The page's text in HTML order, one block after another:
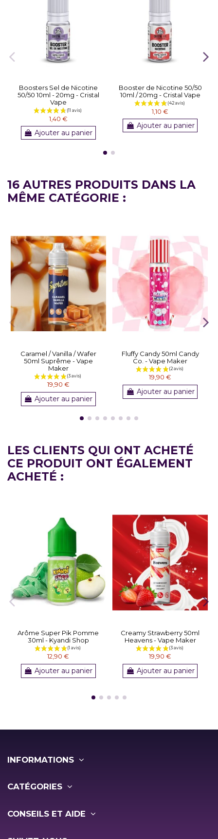
Boosters Sel de Nicotine
50/50 10ml - 20mg - Cristal
Vape
1,40 €
Ajouter au panier
Booster de Nicotine 50/50
10ml / 20mg - Cristal Vape
1,10 €
Ajouter au panier
16 AUTRES PRODUITS DANS LA
MÊME CATÉGORIE :
Caramel / Vanilla / Wafer
50ml Suprême - Vape
Maker
19,90 €
Ajouter au panier
Fluffy Candy 50ml Candy
Co. - Vape Maker
19,90 €
Ajouter au panier
LES CLIENTS QUI ONT ACHETÉ
CE PRODUIT ONT ÉGALEMENT
ACHETÉ :
Arôme Super Pik Pomme
30ml - Kyandi Shop
12,90 €
Ajouter au panier
Creamy Strawberry 50ml
Heavens - Vape Maker
19,90 €
Ajouter au panier
INFORMATIONS
CATÉGORIES
CONSEILS ET AIDE